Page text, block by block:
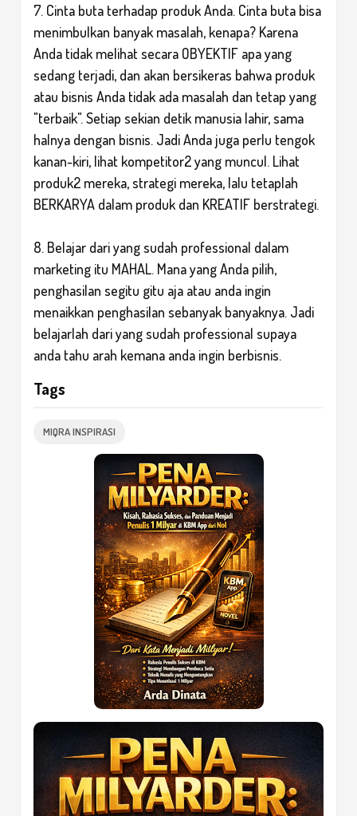
7. Cinta buta terhadap produk Anda. Cinta buta bisa
menimbulkan banyak masalah, kenapa? Karena
Anda tidak melihat secara OBYEKTIF apa yang
sedang terjadi, dan akan bersikeras bahwa produk
atau bisnis Anda tidak ada masalah dan tetap yang
"terbaik". Setiap sekian detik manusia lahir, sama
halnya dengan bisnis. Jadi Anda juga perlu tengok
kanan-kiri, lihat kompetitor2 yang muncul. Lihat
produk2 mereka, strategi mereka, lalu tetaplah
BERKARYA dalam produk dan KREATIF berstrategi.
8. Belajar dari yang sudah professional dalam
marketing itu MAHAL. Mana yang Anda pilih,
penghasilan segitu gitu aja atau anda ingin
menaikkan penghasilan sebanyak banyaknya. Jadi
belajarlah dari yang sudah professional supaya
anda tahu arah kemana anda ingin berbisnis.
Tags
MIQRA INSPIRASI